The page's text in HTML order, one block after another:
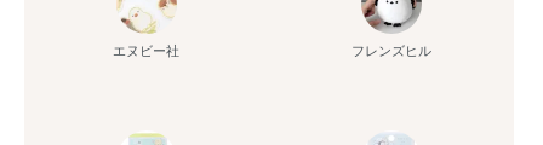
エヌビー社 フレンズヒル